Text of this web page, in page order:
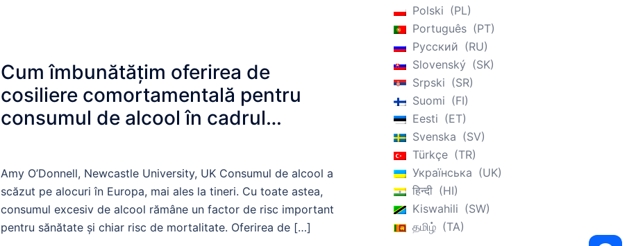
Cum îmbunătățim oferirea de
cosiliere comortamentală pentru
consumul de alcool în cadrul
perspectiva medicilor și pacienților
Amy O’Donnell, Newcastle University, UK Consumul de alcool a
scăzut pe alocuri în Europa, mai ales la tineri. Cu toate astea,
consumul excesiv de alcool rămâne un factor de risc important
pentru sănătate și chiar risc de mortalitate. Oferirea de […]
Polski
PL
Português
PT
Русский
RU
Slovenský
SK
Srpski
SR
Suomi
FI
Eesti
ET
Svenska
SV
Türkçe
TR
Українська
UK
हिन्दी
HI
Kiswahili
SW
தமிழ்
TA